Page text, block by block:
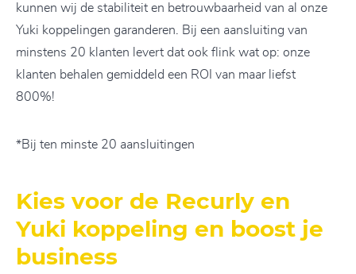
kunnen wij de stabiliteit en betrouwbaarheid van al onze
Yuki koppelingen garanderen. Bij een aansluiting van
minstens 20 klanten levert dat ook flink wat op: onze
klanten behalen gemiddeld een ROI van maar liefst
800%!
*Bij ten minste 20 aansluitingen
Kies voor de Recurly en
Yuki koppeling en boost je
business